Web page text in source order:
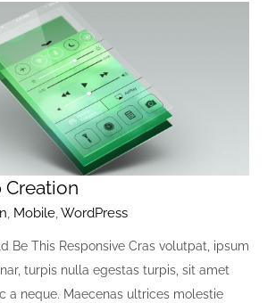
, Mobile,WordPress
Be This Responsive Cras volutpat, ipsum
turpis nulla egestas turpis, sit amet
a neque. Maecenas ultrices molestie